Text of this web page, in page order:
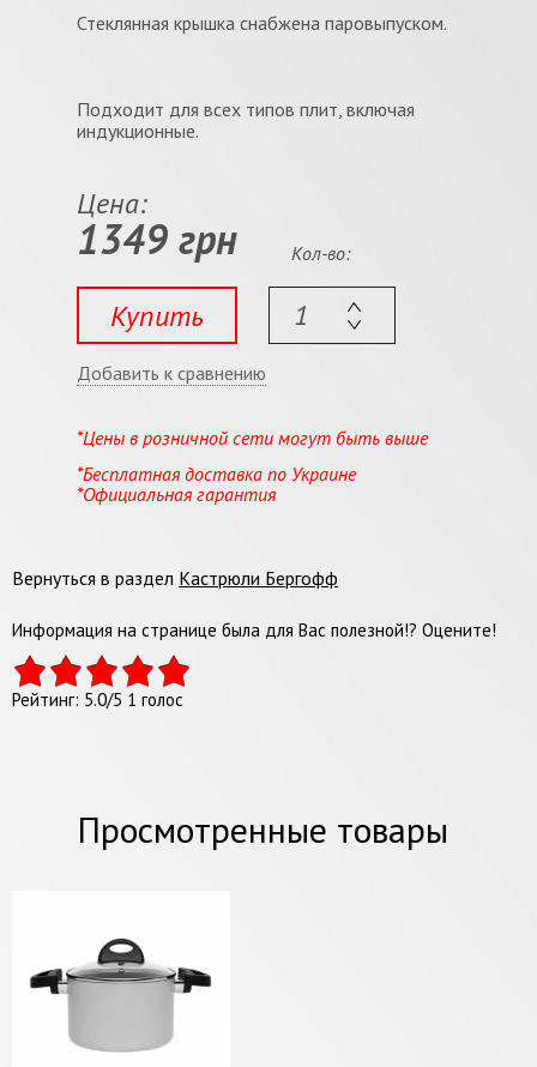
Стеклянная крышка снабжена паровыпуском.
Подходит для всех типов плит, включая
индукционные.
Цена:
1349 грн
Купить
Кол-во:
Добавить к сравнению
*Цены в розничной сети могут быть выше
*Бесплатная доставка по Украине
*Официальная гарантия
Вернуться в раздел Кастрюли Бергофф
Информация на странице была для Вас полезной!? Оцените!
Рейтинг: 5.0/5 1 голос
Просмотренные товары